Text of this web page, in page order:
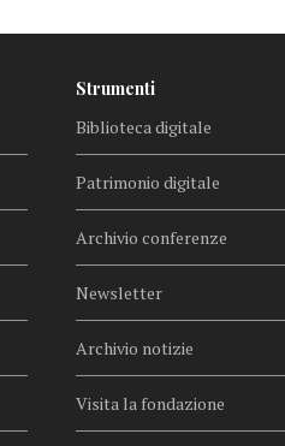
Strumenti
Biblioteca digitale
Patrimonio digitale
Archivio conferenze
Newsletter
Archivio notizie
Visita la fondazione